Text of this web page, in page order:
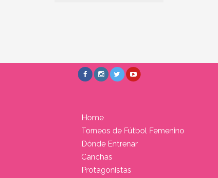
Home
Torneos de Fútbol Femenino
Dónde Entrenar
Canchas
Protagonistas